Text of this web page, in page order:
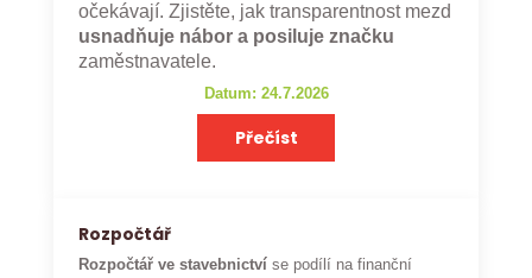
očekávají. Zjistěte, jak transparentnost mezd
usnadňuje nábor a posiluje značku
zaměstnavatele.
Datum: 24.7.2026
Přečíst
Rozpočtář
Rozpočtář ve stavebnictví se podílí na finanční